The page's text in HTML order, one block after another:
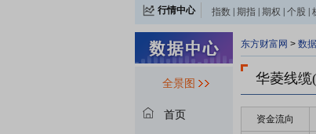
行情中心 指数 期指 期权 个股
全景图
首页
东方财富网 > 数
华菱线缆
资金流向